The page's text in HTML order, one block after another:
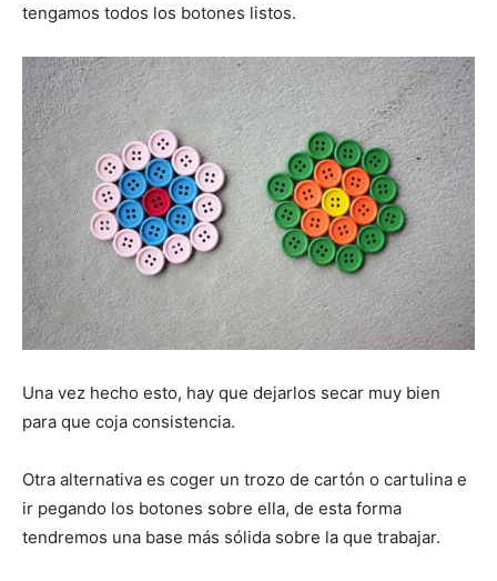
tengamos todos los botones listos.
Una vez hecho esto, hay que dejarlos secar muy bien
para que coja consistencia.
Otra alternativa es coger un trozo de cartón o cartulina e
ir pegando los botones sobre ella, de esta forma
tendremos una base más sólida sobre la que trabajar.